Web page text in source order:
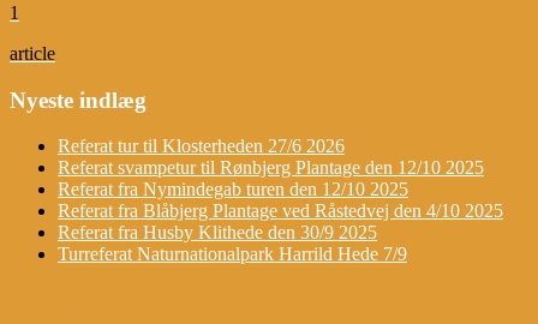
1
article
Nyeste indlæg
Referat tur til Klosterheden 27/6 2026
Referat svampetur til Rønbjerg Plantage den 12/10 2025
Referat fra Nymindegab turen den 12/10 2025
Referat fra Blåbjerg Plantage ved Råstedvej den 4/10 2025
Referat fra Husby Klithede den 30/9 2025
Turreferat Naturnationalpark Harrild Hede 7/9